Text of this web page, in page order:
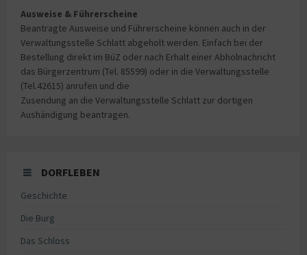
Ausweise & Führerscheine
Beantragte Ausweise und Führerscheine können auch in der
Verwaltungsstelle Schlatt abgeholt werden. Einfach bei der
Bestellung direkt im BüZ oder nach Erhalt einer Abholnachricht
das Bürgerzentrum (Tel. 85599) oder in die Verwaltungsstelle
(Tel.42615) anrufen und die
Zusendung an die Verwaltungsstelle Schlatt zur dortigen
Aushändigung beantragen.
DORFLEBEN
Geschichte
Die Burg
Das Schloss